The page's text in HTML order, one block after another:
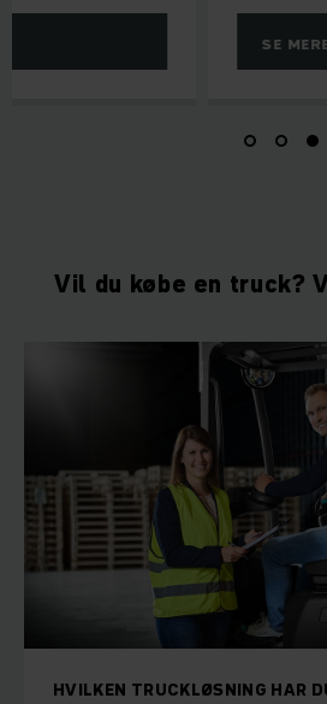
SE
Vil du købe en truck?
HVILKEN TRUCKLØSNING HAR